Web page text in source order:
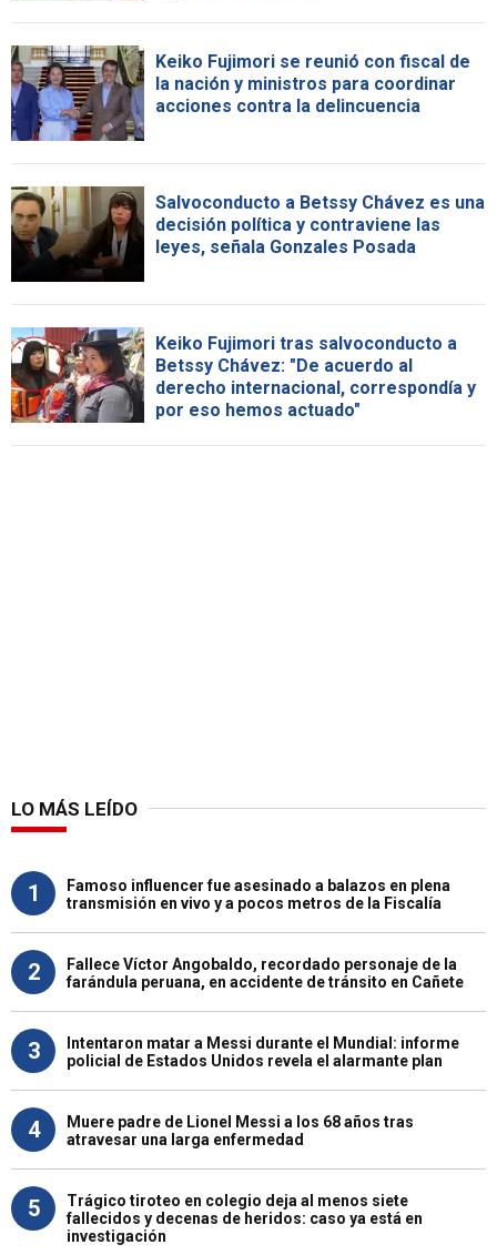
Keiko Fujimori se reunió con fiscal de
la nación y ministros para coordinar
acciones contra la delincuencia
Salvoconducto a Betssy Chávez es una
decisión política y contraviene las
leyes, señala Gonzales Posada
Keiko Fujimori tras salvoconducto a
Betssy Chávez: "De acuerdo al
derecho internacional, correspondía y
por eso hemos actuado"
LO MÁS LEÍDO
1
Famoso influencer fue asesinado a balazos en plena
transmisión en vivo y a pocos metros de la Fiscalía
2
Fallece Víctor Angobaldo, recordado personaje de la
farándula peruana, en accidente de tránsito en Cañete
3
Intentaron matar a Messi durante el Mundial: informe
policial de Estados Unidos revela el alarmante plan
4
Muere padre de Lionel Messi a los 68 años tras
atravesar una larga enfermedad
5
Trágico tiroteo en colegio deja al menos siete
fallecidos y decenas de heridos: caso ya está en
investigación